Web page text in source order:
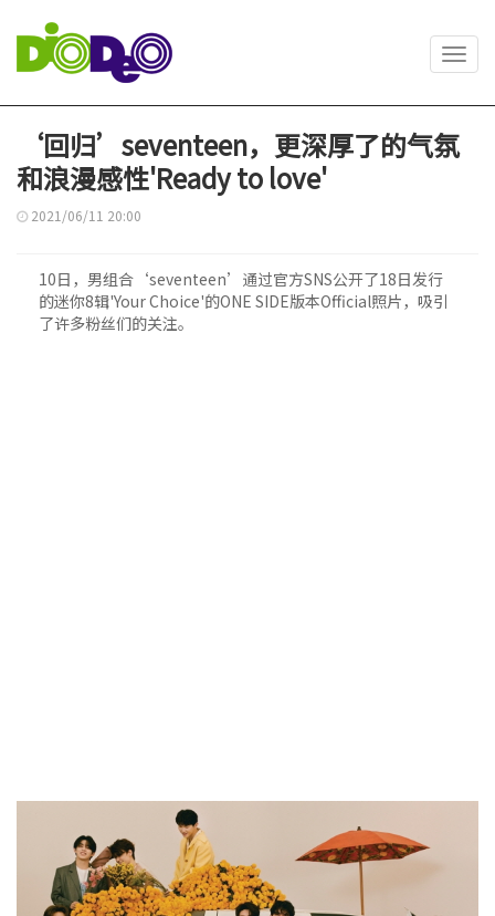
‘回归’seventeen，更深厚了的气氛
和浪漫感性'Ready to love'
2021/06/11 20:00
10日，男组合‘seventeen’通过官方SNS公开了18日发行
的迷你8辑'Your Choice'的ONE SIDE版本Official照片，吸引
了许多粉丝们的关注。